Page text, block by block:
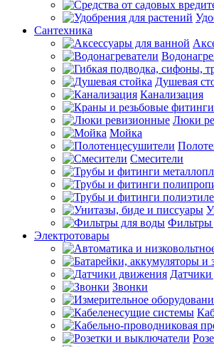
Сантехника
Душевая
Канализация
Люки
Мойка
Смесители
Фильтры
Электротовары
Звонки